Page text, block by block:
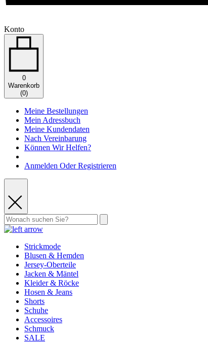
Konto
0
Warenkorb
(0)
Meine Bestellungen
Mein Adressbuch
Meine Kundendaten
Nach Vereinbarung
Können Wir Helfen?
Anmelden Oder Registrieren
Strickmode
Blusen & Hemden
Jersey-Oberteile
Jacken & Mäntel
Kleider & Röcke
Hosen & Jeans
Shorts
Schuhe
Accessoires
Schmuck
SALE